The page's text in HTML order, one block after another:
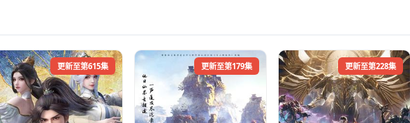
更新至第615集 更新至第179集 更新至第228集